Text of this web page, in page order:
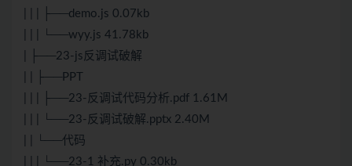
| | | ├──demo.js 0.07kb
| | | └──wyy.js 41.78kb
| ├──23-js反调试破解
| | ├──PPT
| | | ├──23-反调试代码分析.pdf 1.61M
| | | └──23-反调试破解.pptx 2.40M
| | └──代码
| | | └──23-1 补充.py 0.30kb